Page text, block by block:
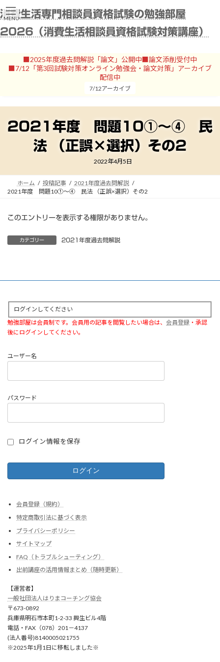
ン
ン
ビ
ー
消費生活専門相談員資格試験の勉強部屋
2026（消費生活相談員資格試験対策講座）
■2025年度過去問解説「論文」公開中■論文添削受付中
■7/12「第3回試験対策オンライン勉強会・論文対策」アーカイブ
配信中
7/12アーカイブ
2021年度 問題10①～④ 民
法 （正誤×選択）その2
2022年4月5日
ホーム 投稿記事
2021年度過去問解説
2021年度 問題10①～④ 民法 （正誤×選択）その2
このエントリーを表示する権限がありません。
カテゴリー 2021年度過去問解説
ログインしてください
勉強部屋は会員制です。会員用の記事を閲覧したい場合は、 会員登録 ・承認
後にログインしてください。
ユーザー名
パスワード
ログイン情報を保存
会員登録（規約）
特定商取引法に基づく表示
プライバシーポリシー
サイトマップ
FAQ（トラブルシューティング）
出前講座の活用情報まとめ（随時更新）
【運営者】
一般社団法人はりまコーチング協会
〒673-0892
兵庫県明石市本町1-2-33 興生ビル4階
電話・FAX（078）201－4137
(法人番号)8140005021755
※2025年1月1日に移転しました※
MENU